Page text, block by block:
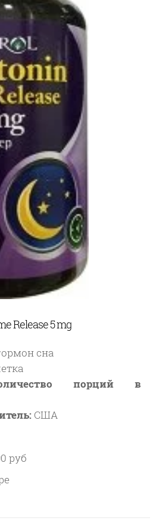
Release 5 mg
сна
порций в
США
руб